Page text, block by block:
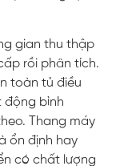
gian thu thập
rồi phân tích.
toàn tủ điều
động bình
Thang máy
ổn định hay
có chất lượng